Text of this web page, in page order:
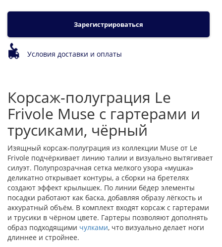
Зарегистрироваться
Условия доставки и оплаты
Корсаж-полуграция Le
Frivole Muse с гартерами и
трусиками, чёрный
Изящный корсаж-полуграция из коллекции Muse от Le
Frivole подчёркивает линию талии и визуально вытягивает
силуэт. Полупрозрачная сетка мелкого узора «мушка»
деликатно открывает контуры, а сборки на бретелях
создают эффект крылышек. По линии бёдер элементы
посадки работают как баска, добавляя образу лёгкость и
аккуратный объём. В комплект входят корсаж с гартерами
и трусики в чёрном цвете. Гартеры позволяют дополнять
образ подходящими чулками, что визуально делает ноги
длиннее и стройнее.